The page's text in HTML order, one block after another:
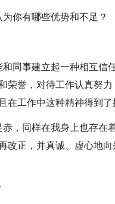
你有哪些优势和不足？
同事建立起一种相互信
荣誉，对待工作认真努
在工作中这种精神得到了
，同样在我身上也存在
改正，并真诚、虚心地